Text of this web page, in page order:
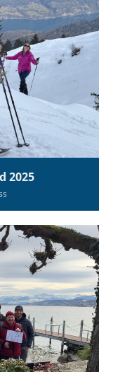
2025